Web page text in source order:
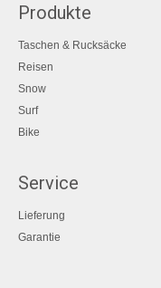
Produkte
Taschen & Rucksäcke
Reisen
Snow
Surf
Bike
Service
Lieferung
Garantie